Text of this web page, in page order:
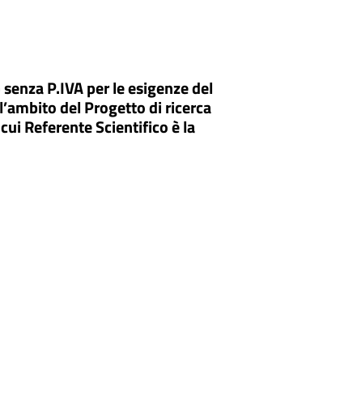
P.IVA per le esigenze del
del Progetto di ricerca
Referente Scientifico è la